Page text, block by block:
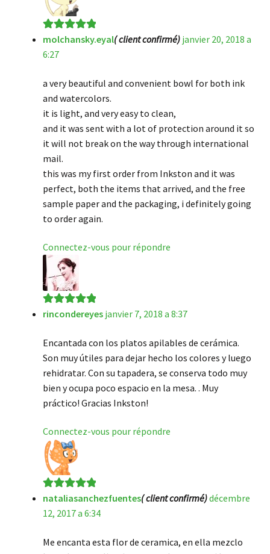
Note5sur 5
molchansky.eyal( client confirmé) janvier 20, 2018 a
6:27
a very beautiful and convenient bowl for both ink
and watercolors.
it is light, and very easy to clean,
and it was sent with a lot of protection around it so
it will not break on the way through international
mail.
this was my first order from Inkston and it was
perfect, both the items that arrived, and the free
sample paper and the packaging, i definitely going
to order again.
Connectez-vous pour répondre
Note5sur 5
rincondereyes janvier 7, 2018 a 8:37
Encantada con los platos apilables de cerámica.
Son muy útiles para dejar hecho los colores y luego
rehidratar. Con su tapadera, se conserva todo muy
bien y ocupa poco espacio en la mesa. . Muy
práctico! Gracias Inkston!
Connectez-vous pour répondre
Note5sur 5
nataliasanchezfuentes( client confirmé)décembre
12, 2017 a 6:34
Me encanta esta flor de ceramica, en ella mezclo